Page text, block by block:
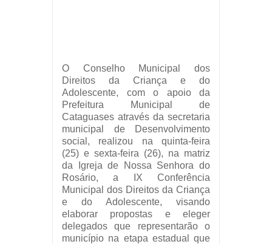
O Conselho Municipal dos
Direitos da Criança e do
Adolescente, com o apoio da
Prefeitura Municipal de
Cataguases através da secretaria
municipal de Desenvolvimento
social, realizou na quinta-feira
(25) e sexta-feira (26), na matriz
da Igreja de Nossa Senhora do
Rosário, a IX Conferência
Municipal dos Direitos da Criança
e do Adolescente, visando
elaborar propostas e eleger
delegados que representarão o
município na etapa estadual que